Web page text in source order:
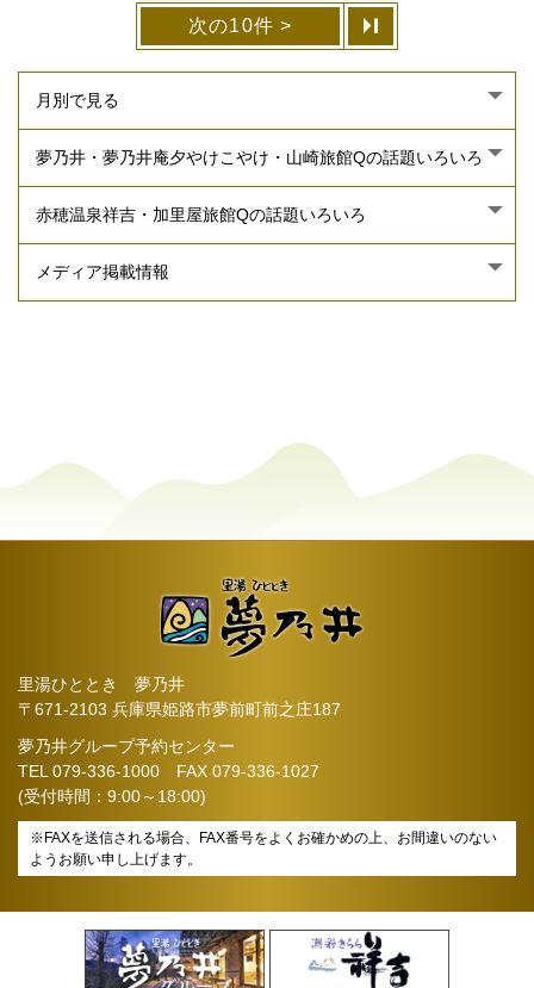
次の10件
里湯ひととき 夢乃井
〒671-2103 兵庫県姫路市夢前町前之庄187
夢乃井グループ予約センター
TEL 079-336-1000 FAX 079-336-1027
(受付時間：9:00～18:00)
※FAXを送信される場合、FAX番号をよくお確かめの上、お間違いのない
ようお願い申し上げます。